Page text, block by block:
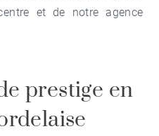
et de notreagence
prestige en